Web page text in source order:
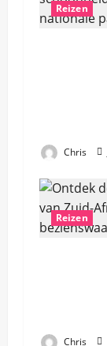
v
t
i
e
Reizen
Chris
Reizen
Chris